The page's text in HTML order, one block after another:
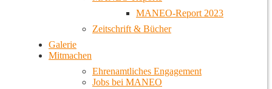
MANEO-Report 2023
Zeitschrift & Bücher
Galerie
Mitmachen
Ehrenamtliches Engagement
Jobs bei MANEO